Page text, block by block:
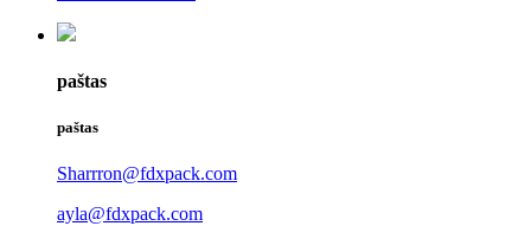
paštas
paštas
Sharrron@fdxpack.com
ayla@fdxpack.com